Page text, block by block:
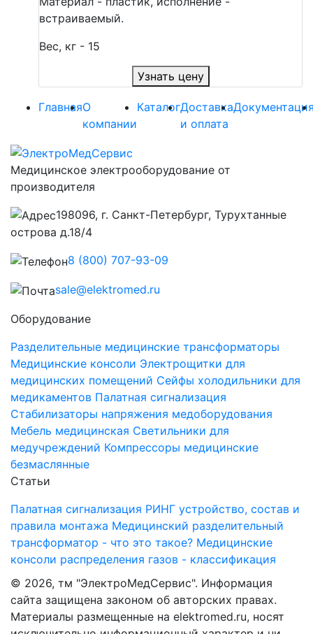
встраиваемый.
Вес, кг - 15
Узнать цену
ГлавнаяО
компании
КаталогДоставка
и оплата
Медицинское электрооборудование от
производителя
198096, г. Санкт-Петербург, Турухтанные
острова д.18/4
8 (800) 707-93-09
sale@elektromed.ru
Оборудование
Разделительные медицинские трансформаторы
Медицинские консоли Электрощитки для
медицинских помещений Cейфы холодильники для
медикаментов Палатная сигнализация
Стабилизаторы напряжения медоборудования
Мебель медицинская Светильники для
медучреждений Компрессоры медицинские
безмаслянные
Статьи
Палатная сигнализация РИНГ устройство, состав и
правила монтажа Медицинский разделительный
трансформатор - что это такое? Медицинские
консоли распределения газов - классификация
© 2026, тм "ЭлектроМедСервис". Информация
сайта защищена законом об авторских правах.
Материалы размещенные на elektromed.ru, носят